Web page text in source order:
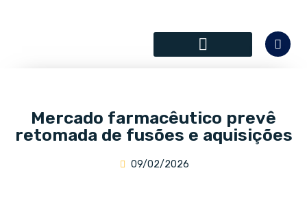
Mercado farmacêutico prevê
retomada de fusões e aquisições
09/02/2026